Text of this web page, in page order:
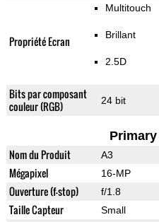
Propriété Ecran
Multitouch
Brillant
2.5D
Bits par composant
couleur (RGB)
24 bit
Nom du Produit A3
Mégapixel 16-MP
Ouverture (f-stop) f/1.8
Taille Capteur Small